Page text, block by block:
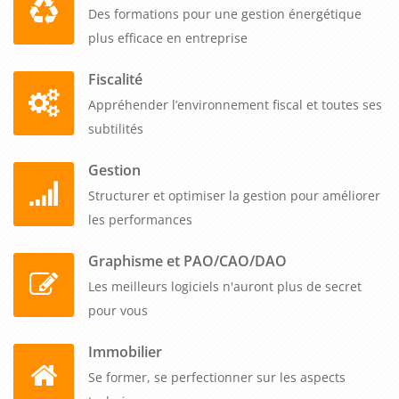
Des formations pour une gestion énergétique
plus efficace en entreprise
Fiscalité
Appréhender l’environnement fiscal et toutes ses
subtilités
Gestion
Structurer et optimiser la gestion pour améliorer
les performances
Graphisme et PAO/CAO/DAO
Les meilleurs logiciels n'auront plus de secret
pour vous
Immobilier
Se former, se perfectionner sur les aspects